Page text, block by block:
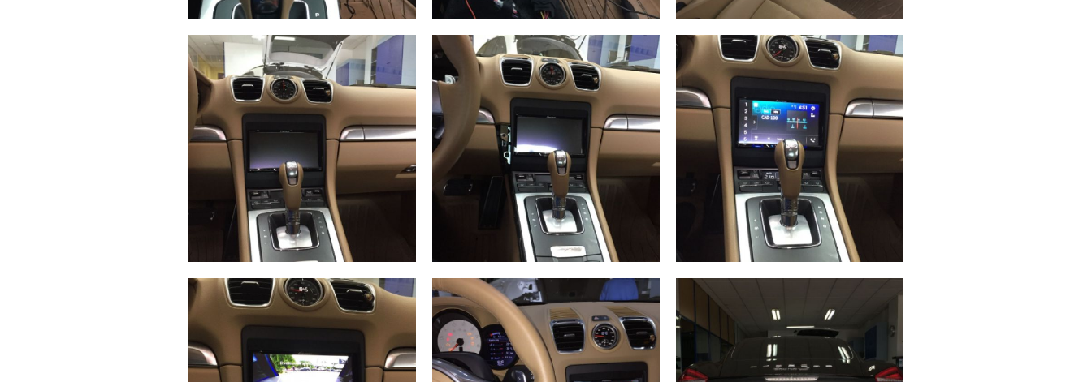
Carplay
Androidauto
Porsche
Cayman
Ampliar
Carplay
Androidauto
Porsche A
Coruña
Ampliar
Apple
Carplay
Wireless A
Coruña
Ampliar
Apple
Carplay
Wireless A
Coruña,
Delitel
Ampliar
Carplay y
Androidauto
Porsche A
Coruña
Ampliar
Apple
Carplay
Porsche
Cayman
Ampliar